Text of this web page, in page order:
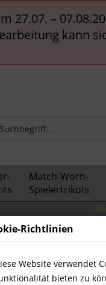
27.07. –
kann
Match-Worn-
Spielertrikots
& Pokalsieger
Richtlinien
Website verwendet
bieten zu